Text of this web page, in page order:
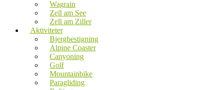
Wagrain
Zell am See
Zell am Ziller
Aktiviteter
Bjergbestigning
Alpine Coaster
Canyoning
Golf
Mountainbike
Paragliding